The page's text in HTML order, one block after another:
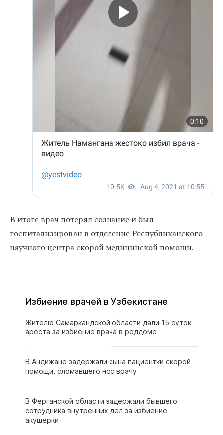
В итоге врач потерял сознание и был
госпитализирован в отделение Республиканского
научного центра скорой медицинской помощи.
Избиение врачей в Узбекистане
Жителю Самаркандской области дали 15 суток
ареста за избиение врача в роддоме
В Андижане задержали сына пациентки скорой
помощи, сломавшего нос врачу
В Ферганской области задержали бывшего
сотрудника внутренних дел за избиение
акушерки